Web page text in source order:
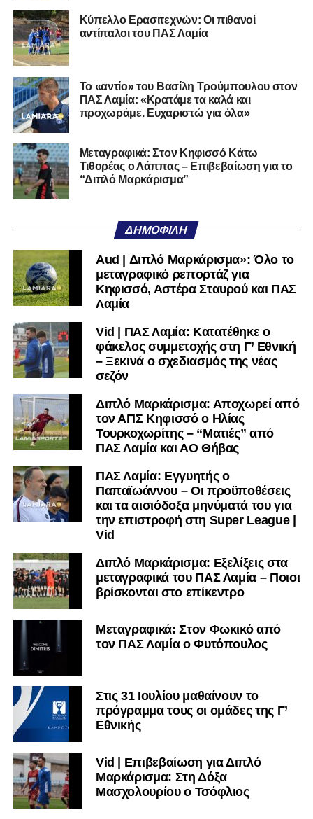
27/06/2002) προέρχεται επίσης από μία γεμάτη χρονιά
στη Γ’ Εθνική με τον ΠΑΣ Λαμία. Στο παρελθόν
αγωνίστηκε στον Λεβαδειακό, ενώ πέρασε και από ομάδες
της Serie D στην Ιταλία, όπως οι Nocerina, S. Maria
Cilento και Castrovillari, έχοντας ξεκινήσει την
ποδοσφαιρική του διαδρομή από τον Απόλλωνα Σμύρνης.
Τον καλωσορίζουμε στην οικογένεια του Σαρωνικού και
του ευχόμαστε υγεία και επιτυχίες.»
Ακολουθήστε τοlamiara.grστοGoogle Newsγια να
μαθαίνετε πρώτοι τα κυανόλευκα νέα στην Ελλάδα και τον
Twitterκαι στοInstagram
μαθαίνετε σε χρόνο dt όλα τα νέα.
Κύπελλο Ερασιτεχνών: Οι πιθανοί
αντίπαλοι του ΠΑΣ Λαμία
Το «αντίο» του Βασίλη Τρούμπουλου στον
ΠΑΣ Λαμία: «Κρατάμε τα καλά και
προχωράμε. Ευχαριστώ για όλα»
Μεταγραφικά: Στον Κηφισσό Κάτω
Τιθορέας ο Λάππας – Επιβεβαίωση για το
“Διπλό Μαρκάρισμα”
ΔΗΜΟΦΙΛΉ
Aud | Διπλό Μαρκάρισμα»: Όλο το
μεταγραφικό ρεπορτάζ για
Κηφισσό, Αστέρα Σταυρού και ΠΑΣ
Λαμία
Vid | ΠΑΣ Λαμία: Κατατέθηκε ο
φάκελος συμμετοχής στη Γ’ Εθνική
– Ξεκινά ο σχεδιασμός της νέας
σεζόν
Διπλό Μαρκάρισμα: Αποχωρεί από
τον ΑΠΣ Κηφισσό ο Ηλίας
Τουρκοχωρίτης – “Ματιές” από
ΠΑΣ Λαμία και ΑΟ Θήβας
ΠΑΣ Λαμία: Εγγυητής ο
Παπαϊωάννου – Οι προϋποθέσεις
και τα αισιόδοξα μηνύματά του για
την επιστροφή στη Super League |
Vid
Διπλό Μαρκάρισμα: Εξελίξεις στα
μεταγραφικά του ΠΑΣ Λαμία – Ποιοι
βρίσκονται στο επίκεντρο
Μεταγραφικά: Στον Φωκικό από
τον ΠΑΣ Λαμία ο Φυτόπουλος
Στις 31 Ιουλίου μαθαίνουν το
πρόγραμμα τους οι ομάδες της Γ’
Εθνικής
Vid | Επιβεβαίωση για Διπλό
Μαρκάρισμα: Στη Δόξα
Μασχολουρίου ο Τσόφλιος